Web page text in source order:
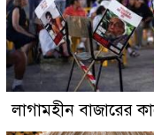
লাগামহীন বাজারের